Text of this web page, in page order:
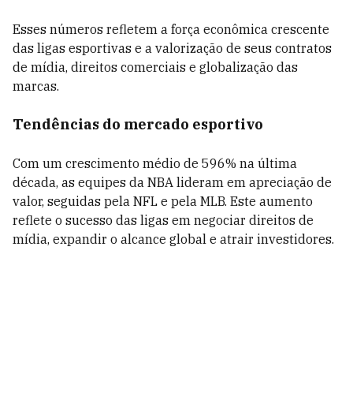
Esses números refletem a força econômica crescente
das ligas esportivas e a valorização de seus contratos
de mídia, direitos comerciais e globalização das
marcas.
Tendências do mercado esportivo
Com um crescimento médio de 596% na última
década, as equipes da NBA lideram em apreciação de
valor, seguidas pela NFL e pela MLB. Este aumento
reflete o sucesso das ligas em negociar direitos de
mídia, expandir o alcance global e atrair investidores.